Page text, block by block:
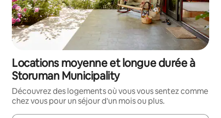
Locations moyenne et longue durée à
Storuman Municipality
Découvrez des logements où vous vous sentez comme
chez vous pour un séjour d'un mois ou plus.